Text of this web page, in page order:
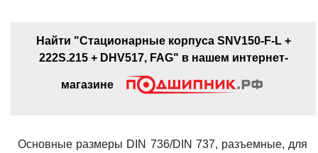
Найти "Стационарные корпуса SNV150-F-L +
222S.215 + DHV517, FAG" в нашем интернет-
магазине
Основные размеры DIN 736/DIN 737, разъемные, для